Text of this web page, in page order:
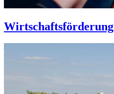
Wirtschaftsförderung